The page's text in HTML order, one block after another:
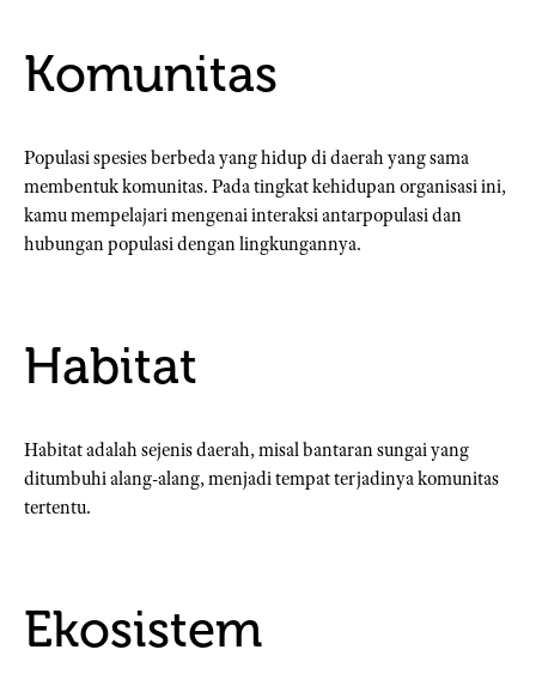
Komunitas
Populasi spesies berbeda yang hidup di daerah yang sama
membentuk komunitas. Pada tingkat kehidupan organisasi ini,
kamu mempelajari mengenai interaksi antarpopulasi dan
hubungan populasi dengan lingkungannya.
Habitat
Habitat adalah sejenis daerah, misal bantaran sungai yang
ditumbuhi alang-alang, menjadi tempat terjadinya komunitas
tertentu.
Ekosistem